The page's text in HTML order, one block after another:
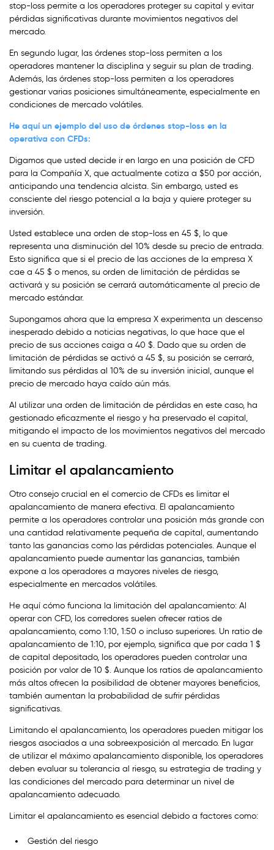
stop-loss permite a los operadores proteger su capital y evitar
pérdidas significativas durante movimientos negativos del
mercado.
En segundo lugar, las órdenes stop-loss permiten a los
operadores mantener la disciplina y seguir su plan de trading.
Además, las órdenes stop-loss permiten a los operadores
gestionar varias posiciones simultáneamente, especialmente en
condiciones de mercado volátiles.
He aquí un ejemplo del uso de órdenes stop-loss en la
operativa con CFDs:
Digamos que usted decide ir en largo en una posición de CFD
para la Compañía X, que actualmente cotiza a $50 por acción,
anticipando una tendencia alcista. Sin embargo, usted es
consciente del riesgo potencial a la baja y quiere proteger su
inversión.
Usted establece una orden de stop-loss en 45 $, lo que
representa una disminución del 10% desde su precio de entrada.
Esto significa que si el precio de las acciones de la empresa X
cae a 45 $ o menos, su orden de limitación de pérdidas se
activará y su posición se cerrará automáticamente al precio de
mercado estándar.
Supongamos ahora que la empresa X experimenta un descenso
inesperado debido a noticias negativas, lo que hace que el
precio de sus acciones caiga a 40 $. Dado que su orden de
limitación de pérdidas se activó a 45 $, su posición se cerrará,
limitando sus pérdidas al 10% de su inversión inicial, aunque el
precio de mercado haya caído aún más.
Al utilizar una orden de limitación de pérdidas en este caso, ha
gestionado eficazmente el riesgo y ha preservado el capital,
mitigando el impacto de los movimientos negativos del mercado
en su cuenta de trading.
Limitar el apalancamiento
Otro consejo crucial en el comercio de CFDs es limitar el
apalancamiento de manera efectiva. El apalancamiento
permite a los operadores controlar una posición más grande con
una cantidad relativamente pequeña de capital, aumentando
tanto las ganancias como las pérdidas potenciales. Aunque el
apalancamiento puede aumentar las ganancias, también
expone a los operadores a mayores niveles de riesgo,
especialmente en mercados volátiles.
He aquí cómo funciona la limitación del apalancamiento: Al
operar con CFD, los corredores suelen ofrecer ratios de
apalancamiento, como 1:10, 1:50 o incluso superiores. Un ratio de
apalancamiento de 1:10, por ejemplo, significa que por cada 1 $
de capital depositado, los operadores pueden controlar una
posición por valor de 10 $. Aunque los ratios de apalancamiento
más altos ofrecen la posibilidad de obtener mayores beneficios,
también aumentan la probabilidad de sufrir pérdidas
significativas.
Limitando el apalancamiento, los operadores pueden mitigar los
riesgos asociados a una sobreexposición al mercado. En lugar
de utilizar el máximo apalancamiento disponible, los operadores
deben evaluar su tolerancia al riesgo, su estrategia de trading y
las condiciones del mercado para determinar un nivel de
apalancamiento adecuado.
Limitar el apalancamiento es esencial debido a factores como:
Gestión del riesgo